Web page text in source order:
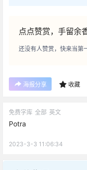
点点赞赏，手留余
还没有人赞赏，快来当第
海报分享 收藏
免费字库 全部 英文
Potra
2023-3-3 11:06:34